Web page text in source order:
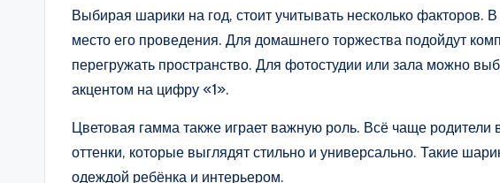
Выбирая шарики на год, стоит учитывать несколько факторов.
место его проведения. Для домашнего торжества подойдут
перегружать пространство. Для фотостудии или зала можно
акцентом на цифру «1».
Цветовая гамма также играет важную роль. Всё чаще
оттенки, которые выглядят стильно и универсально. Такие
одеждой ребёнка и интерьером.